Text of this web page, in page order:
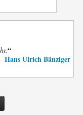
“
Hans Ulrich Bänziger